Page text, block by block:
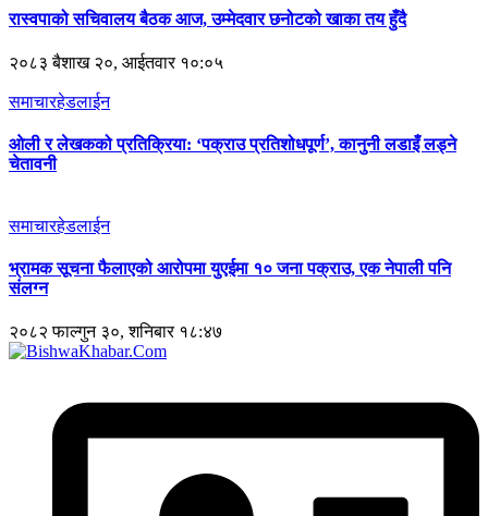
रास्वपाको सचिवालय बैठक आज, उम्मेदवार छनोटको खाका तय हुँदै
२०८३ बैशाख २०, आईतवार १०:०५
समाचारहेडलाईन
ओली र लेखकको प्रतिक्रिया: ‘पक्राउ प्रतिशोधपूर्ण’, कानुनी लडाइँ लड्ने
चेतावनी
समाचारहेडलाईन
भ्रामक सूचना फैलाएको आरोपमा युएईमा १० जना पक्राउ, एक नेपाली पनि
संलग्न
२०८२ फाल्गुन ३०, शनिबार १८:४७